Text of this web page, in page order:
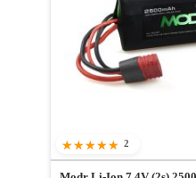
100%
2